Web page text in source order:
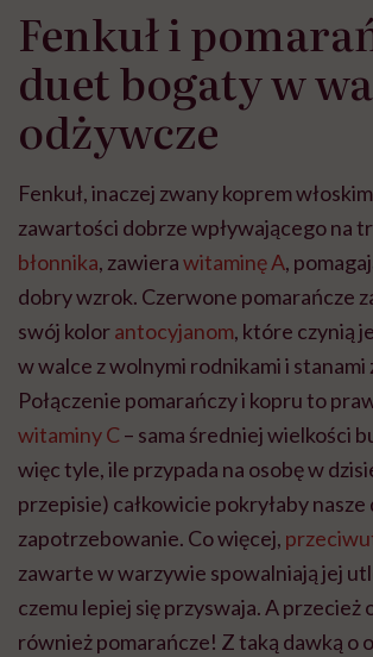
Fenkuł i
duet bogaty w
odżywcze
Fenkuł, inaczej zwany koprem
zawartości dobrze wpływającego na
błonnika, zawierawitaminę A,
dobry wzrok. Czerwone pomarańcze
swój kolorantocyjanom, które czynią
w walce z wolnymi rodnikami i stanami
Połączenie pomarańczy i kopru to
witaminy C– sama średniej wielkości
więc tyle, ile przypada na osobę w
przepisie) całkowicie pokryłaby nasze
zapotrzebowanie. Co więcej,
zawarte w warzywie spowalniają jej
czemu lepiej się przyswaja. A przecież
również pomarańcze! Z taką dawką o